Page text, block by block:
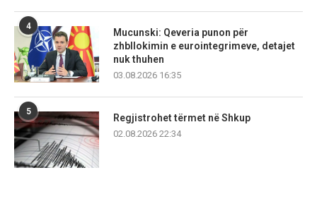
4
Mucunski: Qeveria punon për
zhbllokimin e eurointegrimeve, detajet
nuk thuhen
03.08.2026 16:35
5
Regjistrohet tërmet në Shkup
02.08.2026 22:34